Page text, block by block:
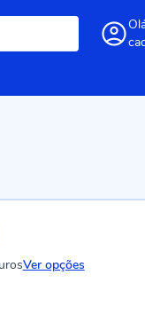
Ver opções